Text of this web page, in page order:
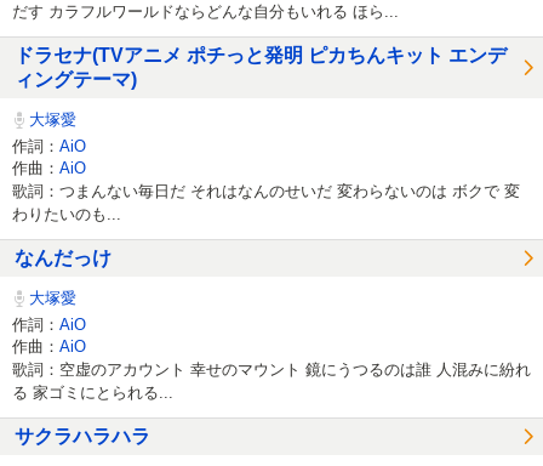
だす カラフルワールドならどんな自分もいれる ほら...
ドラセナ(TVアニメ ポチっと発明 ピカちんキット エンデ
ィングテーマ)
大塚愛
作詞： AiO
作曲： AiO
歌詞：つまんない毎日だ それはなんのせいだ 変わらないのは ボクで 変
わりたいのも...
なんだっけ
大塚愛
作詞： AiO
作曲： AiO
歌詞：空虚のアカウント 幸せのマウント 鏡にうつるのは誰 人混みに紛れ
る 家ゴミにとられる...
サクラハラハラ